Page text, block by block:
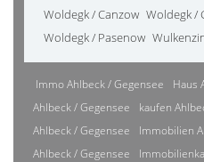
Woldegk / Canzow Woldegk /
Woldegk / Pasenow
Immo Ahlbeck / Gegensee Haus
Ahlbeck / Gegensee
kaufen
Ahlbeck / Gegensee
Immobilien
Ahlbeck / Gegensee